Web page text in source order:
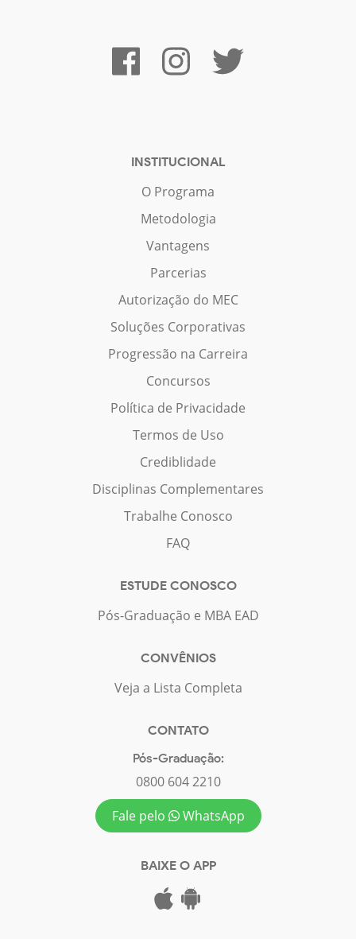
INSTITUCIONAL
O Programa
Metodologia
Vantagens
Parcerias
Autorização do MEC
Soluções Corporativas
Progressão na Carreira
Concursos
Política de Privacidade
Termos de Uso
Crediblidade
Disciplinas Complementares
Trabalhe Conosco
FAQ
ESTUDE CONOSCO
Pós-Graduação e MBA EAD
CONVÊNIOS
Veja a Lista Completa
CONTATO
Pós-Graduação:
0800 604 2210
Fale pelo
WhatsApp
BAIXE O APP